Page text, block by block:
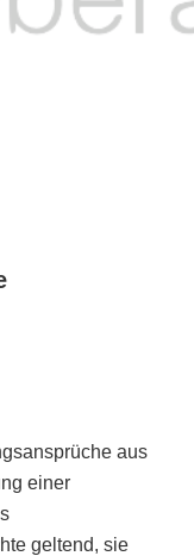
aus
einer
geltend, sie